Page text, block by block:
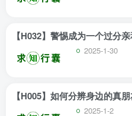
2025-1-30
2025-1-2